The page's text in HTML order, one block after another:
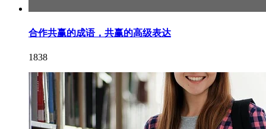
合作共赢的成语，共赢的高级表达
1838